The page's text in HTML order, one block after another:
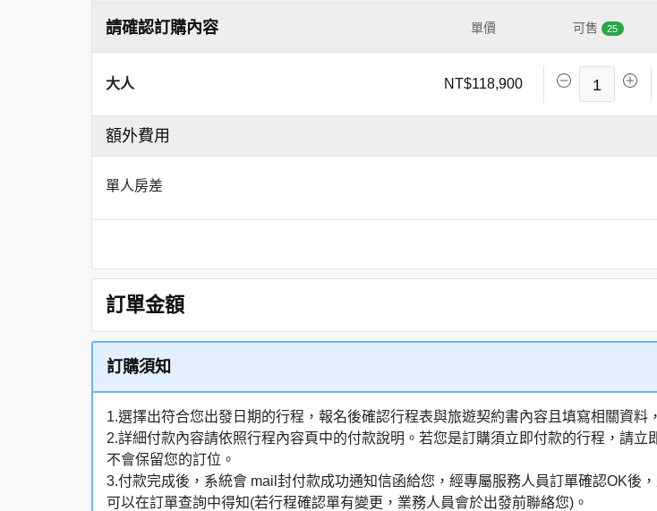
請確認訂購內容 單價 可售 25
大人 NT$118,900 1
額外費用
單人房差
訂單金額
訂購須知
1.選擇出符合您出發日期的行程，報名後確認行程表與旅遊契約書內容且填寫相關資
2.詳細付款內容請依照行程內容頁中的付款說明。若您是訂購須立即付款的行程，請
不會保留您的訂位。
3.付款完成後，系統會 mail封付款成功通知信函給您，經專屬服務人員訂單確認OK後
可以在訂單查詢中得知(若行程確認單有變更，業務人員會於出發前聯絡您)。